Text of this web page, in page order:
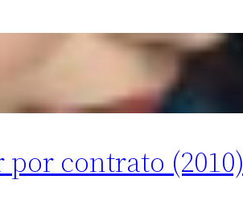
por contrato (2010)